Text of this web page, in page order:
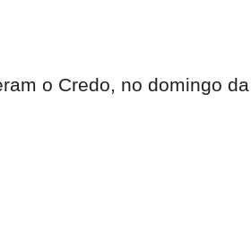
o Credo, no domingo da